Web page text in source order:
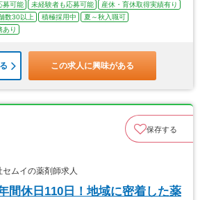
募可能 未経験者も応募可能
産休・育休取得実績有り
数30以上 積極採用中
夏～秋入職可
あり
この求人に興味がある
保存する
ムイの薬剤師求人
間休日110日！地域に密着した薬